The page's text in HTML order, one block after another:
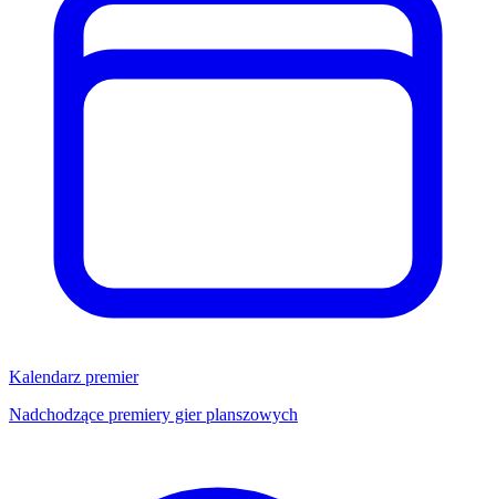
Kalendarz premier
Nadchodzące premiery gier planszowych